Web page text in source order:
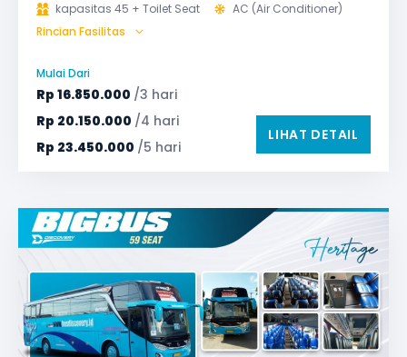
kapasitas 45 + Toilet Seat
AC (Air Conditioner)
Audio
Bagasi
Safety Tools (P3K, Windows Breaker, dll)
TV LED & Android System
Water Dispenser
Rincian Fasilitas
Mulai Dari
Rp 16.850.000 /3 hari
Rp 20.150.000 /4 hari
Rp 23.450.000 /5 hari
LIHAT DETAIL